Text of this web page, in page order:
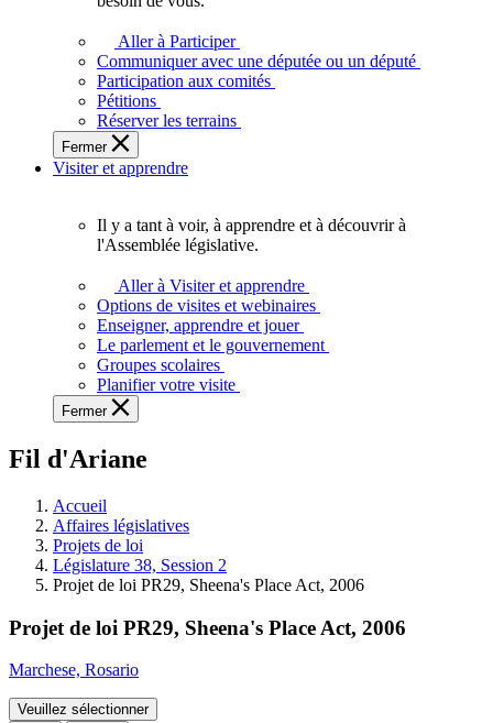
plein
potentiel,
l'Assemblée
a
besoin
de
Aller à Participer
Communiquer avec une députée ou un député
Participation aux comités
Pétitions
Réserver les terrains
Fermer
Visiter et apprendre
voir,
apprendre
et
à
à
législative.
Il y a tant à voir, à apprendre et à découvrir à
l'Assemblée législative.
Aller à Visiter et apprendre
Options de visites et webinaires
Enseigner, apprendre et jouer
Le parlement et le gouvernement
Groupes scolaires
Planifier votre visite
Fermer
Fil d'Ariane
Accueil
Affaires législatives
Projets de loi
Législature 38, Session 2
Projet de loi PR29, Sheena's Place Act, 2006
Projet de loi PR29, Sheena's Place Act, 2006
Marchese, Rosario
Veuillez sélectionner